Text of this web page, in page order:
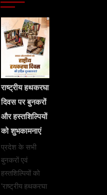
राष्ट्रीय हथकरघा
दिवस पर बुनकरों
और हस्तशिल्पियों
को शुभकामनाएं
प्रदेश के सभी
बुनकरों एवं
हस्तशिल्पियों को
‘राष्ट्रीय हथकरघा